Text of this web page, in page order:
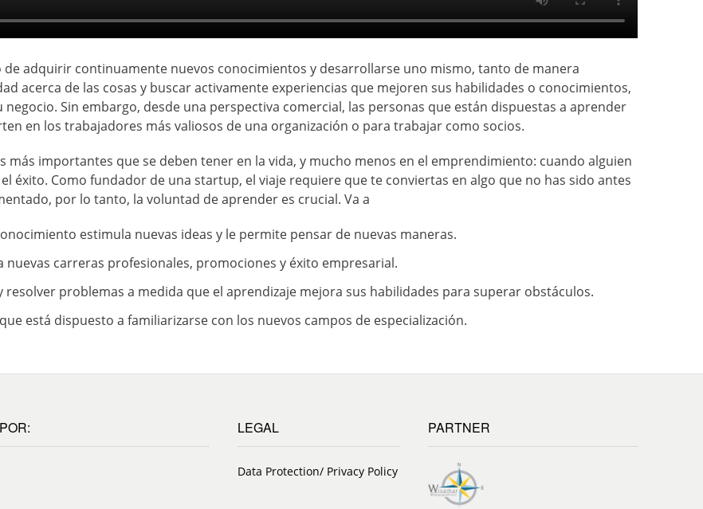
adquirir continuamente nuevos conocimientos y desarrollarse uno mismo, tanto de manera
acerca de las cosas y buscar activamente experiencias que mejoren sus habilidades o conocimientos,
Sin embargo, desde una perspectiva comercial, las personas que están dispuestas a aprender
en los trabajadores más valiosos de una organización o para trabajar como socios.
más importantes que se deben tener en la vida, y mucho menos en el emprendimiento: cuando alguien
éxito. Como fundador de una startup, el viaje requiere que te conviertas en algo que no has sido antes
por lo tanto, la voluntad de aprender es crucial. Va a
estimula nuevas ideas y le permite pensar de nuevas maneras.
carreras profesionales, promociones y éxito empresarial.
problemas a medida que el aprendizaje mejora sus habilidades para superar obstáculos.
está dispuesto a familiarizarse con los nuevos campos de especialización.
LEGAL
Data Protection/ Privacy Policy
PARTNER